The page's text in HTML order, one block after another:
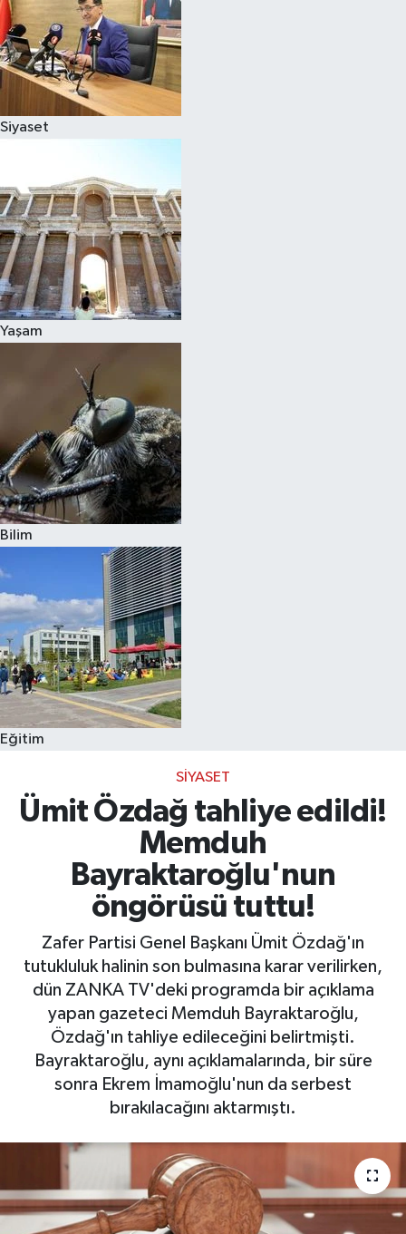
Siyaset
Yaşam
Bilim
Eğitim
SIYASET
Ümit Özdağ tahliye edildi!
Memduh
Bayraktaroğlu'nun
öngörüsü tuttu!
Zafer Partisi Genel Başkanı Ümit Özdağ'ın
tutukluluk halinin son bulmasına karar verilirken,
dün ZANKA TV'deki programda bir açıklama
yapan gazeteci Memduh Bayraktaroğlu,
Özdağ'ın tahliye edileceğini belirtmişti.
Bayraktaroğlu, aynı açıklamalarında, bir süre
sonra Ekrem İmamoğlu'nun da serbest
bırakılacağını aktarmıştı.